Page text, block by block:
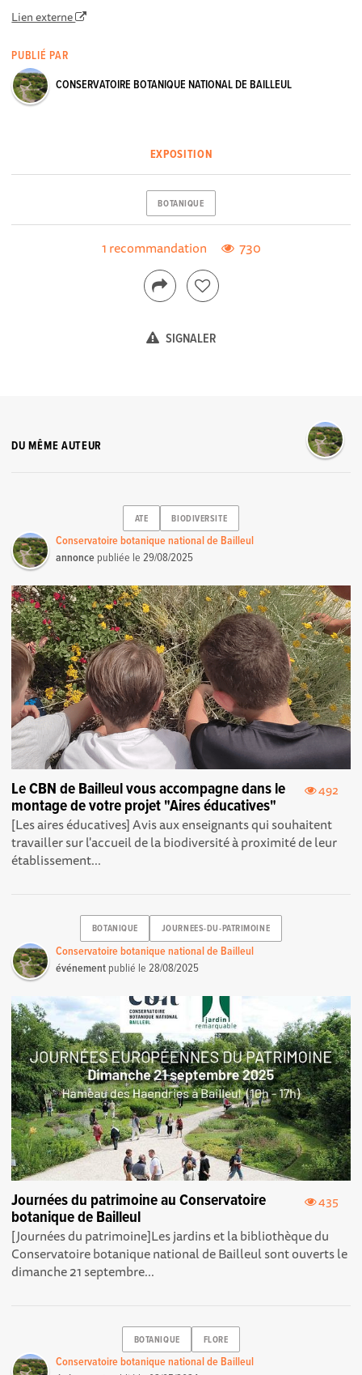
Lien externe
PUBLIÉ PAR
CONSERVATOIRE BOTANIQUE NATIONAL DE BAILLEUL
EXPOSITION
BOTANIQUE
1 recommandation 730
SIGNALER
DU MÊME AUTEUR
ATE BIODIVERSITE
Conservatoire botanique national de Bailleul
annonce publiée le29/08/2025
492
Le CBN de Bailleul vous accompagne dans le
montage de votre projet "Aires éducatives"
[Les aires éducatives] Avis aux enseignants qui souhaitent
travailler sur l'accueil de la biodiversité à proximité de leur
établissement...
BOTANIQUE JOURNEES-DU-PATRIMOINE
Conservatoire botanique national de Bailleul
événement publié le28/08/2025
435
Journées du patrimoine au Conservatoire
botanique de Bailleul
[Journées du patrimoine] Les jardins et la bibliothèque du
Conservatoire botanique national de Bailleul sont ouverts le
dimanche 21 septembre...
BOTANIQUE FLORE
Conservatoire botanique national de Bailleul